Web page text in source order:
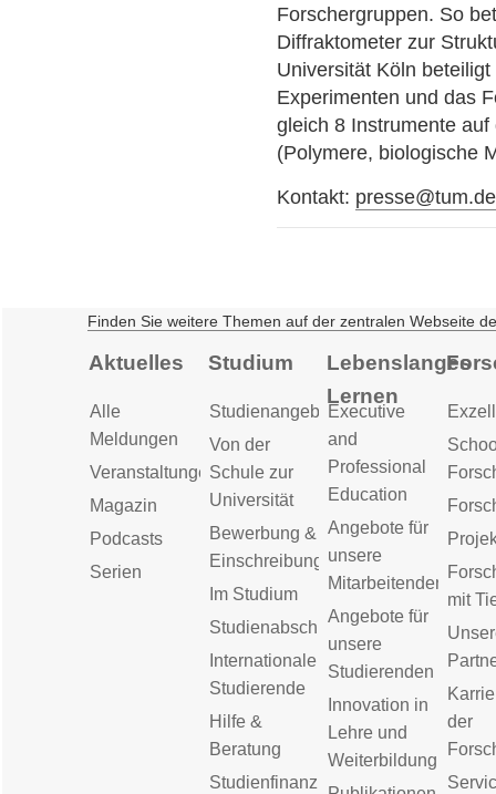
Forschergruppen. So
Diffraktometer zur
Universität Köln
Experimenten und das
gleich 8 Instrumente
(Polymere, biologische
Kontakt: presse@tum.de
Finden Sie weitere Themen auf der zentralen Webseite
Aktuelles
Alle
Meldungen
Veranstaltungen
Magazin
Podcasts
Serien
Studium
Studienangebot
Von der
Schule zur
Universität
Bewerbung &
Einschreibung
Im Studium
Studienabschluss
Internationale
Studierende
Hilfe &
Beratung
Studienfinanzierung
Lebenslanges
Lernen
Executive
and
Professional
Education
Angebote für
unsere
Mitarbeitenden
Angebote für
unsere
Studierenden
Innovation in
Lehre und
Weiterbildung
mit
der